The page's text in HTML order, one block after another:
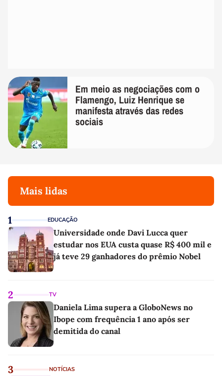
Em meio as negociações com o
Flamengo, Luiz Henrique se
manifesta através das redes
sociais
Mais lidas
1 EDUCAÇÃO
Universidade onde Davi Lucca quer
estudar nos EUA custa quase R$ 400 mil e
já teve 29 ganhadores do prêmio Nobel
2 TV
Daniela Lima supera a GloboNews no
Ibope com frequência 1 ano após ser
demitida do canal
3 NOTÍCIAS